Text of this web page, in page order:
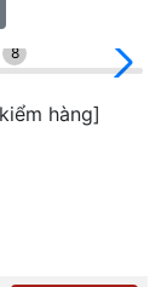
8
hàng]